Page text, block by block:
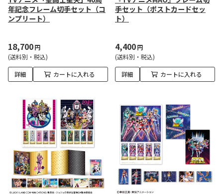
年記念フレーム切手セット（コ
ンプリート）
18,700円
(送料別・税込)
詳細 カートに入れる
手セット（ポストカードセッ
ト）
4,400円
(送料別・税込)
詳細 カートに入れる